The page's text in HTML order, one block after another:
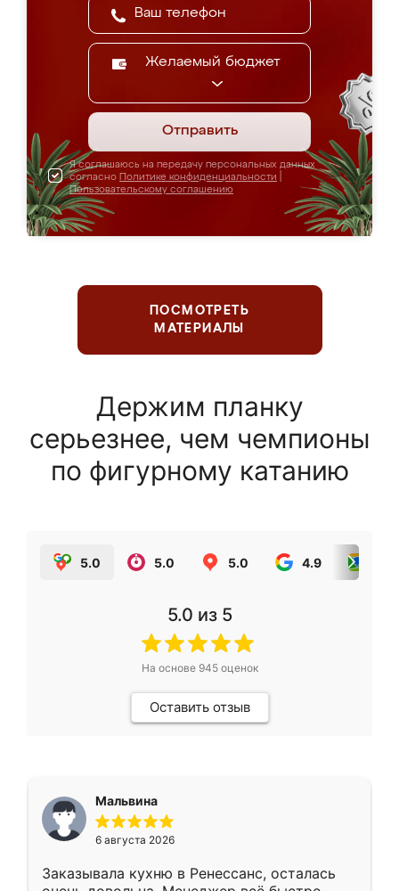
Желаемый бюджет
Отправить
Я соглашаюсь на передачу персональных данных
согласно Политике конфиденциальности
Пользовательскому соглашению
ПОСМОТРЕТЬ
МАТЕРИАЛЫ
Держим планку
серьезнее, чем чемпионы
по фигурному катанию
5.0 5.0 5.0 4.9
5.0 из 5
На основе 945оценок
Оставить отзыв
Мальвина
6 августа 2026
Заказывала кухню в Ренессанс, осталась